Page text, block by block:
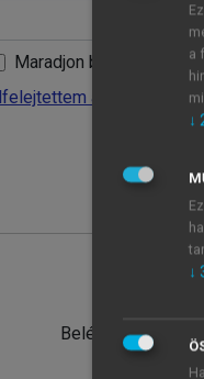
Maradjon belépve
a jelszavamat
Belépés
a
↓
↓